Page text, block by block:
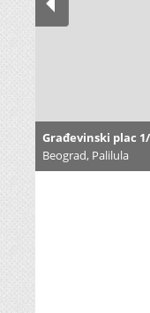
Građevinski plac 1/
Beograd, Palilula